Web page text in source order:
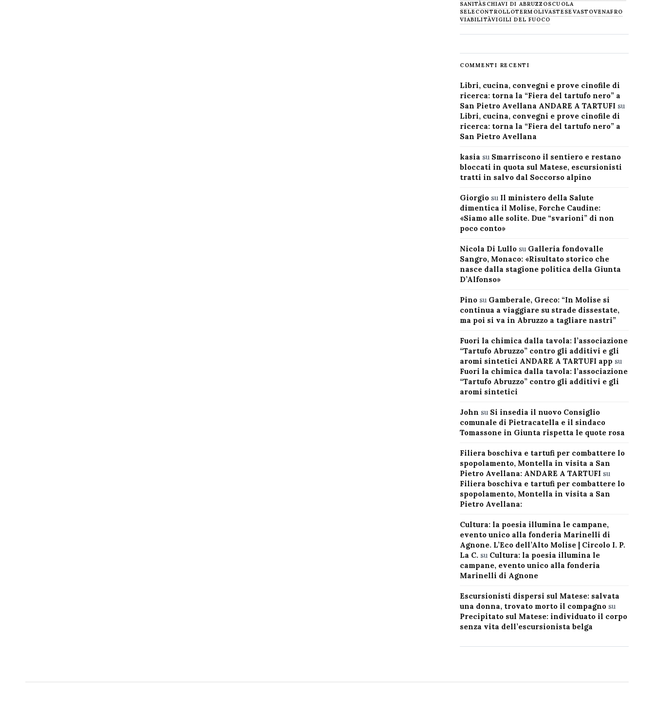
SANITÀSCHIAVI DI ABRUZZOSCUOLA
SELECONTROLLOTERMOLIVASTESE VASTOVENAFRO
VIABILITÀVIGILI DEL FUOCO
COMMENTI RECENTI
Libri, cucina, convegni e prove cinofile di
ricerca: torna la “Fiera del tartufo nero” a
San Pietro Avellana ANDARE A TARTUFI su
Libri, cucina, convegni e prove cinofile di
ricerca: torna la “Fiera del tartufo nero” a
San Pietro Avellana
kasia su Smarriscono il sentiero e restano
bloccati in quota sul Matese, escursionisti
tratti in salvo dal Soccorso alpino
Giorgiosu Il ministero della Salute
dimentica il Molise, Forche Caudine:
«Siamo alle solite. Due “svarioni” di non
poco conto»
Nicola Di Lullosu Galleria fondovalle
Sangro, Monaco: «Risultato storico che
nasce dalla stagione politica della Giunta
D’Alfonso»
Pinosu Gamberale, Greco: “In Molise si
continua a viaggiare su strade dissestate,
ma poi si va in Abruzzo a tagliare nastri”
Fuori la chimica dalla tavola: l’associazione
“Tartufo Abruzzo” contro gli additivi e gli
aromi sintetici ANDARE A TARTUFI app su
Fuori la chimica dalla tavola: l’associazione
“Tartufo Abruzzo” contro gli additivi e gli
aromi sintetici
John su Si insedia il nuovo Consiglio
comunale di Pietracatella e il sindaco
Tomassone in Giunta rispetta le quote rosa
Filiera boschiva e tartufi per combattere lo
spopolamento, Montella in visita a San
Pietro Avellana: ANDARE A TARTUFI su
Filiera boschiva e tartufi per combattere lo
spopolamento, Montella in visita a San
Pietro Avellana:
Cultura: la poesia illumina le campane,
evento unico alla fonderia Marinelli di
Agnone. L’Eco dell’Alto Molise | Circolo I. P.
La C. su Cultura: la poesia illumina le
campane, evento unico alla fonderia
Marinelli di Agnone
Escursionisti dispersi sul Matese: salvata
una donna, trovato morto il compagnosu
Precipitato sul Matese: individuato il corpo
senza vita dell’escursionista belga